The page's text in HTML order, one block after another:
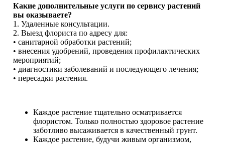
Какие дополнительные услуги по сервису растений
вы оказываете?
1. Удаленные консультации.
2. Выезд флориста по адресу для:
• санитарной обработки растений;
• внесения удобрений, проведения профилактических
мероприятий;
• диагностики заболеваний и последующего лечения;
• пересадки растения.
Каждое растение тщательно осматривается
флористом. Только полностью здоровое растение
заботливо высаживается в качественный грунт.
Каждое растение, будучи живым организмом,